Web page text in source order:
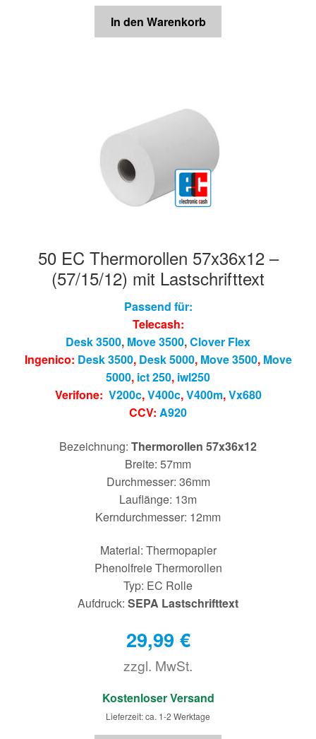
In den Warenkorb
50 EC Thermorollen 57x36x12 –
(57/15/12) mit Lastschrifttext
Passend für:
Telecash:
Desk 3500, Move 3500,Clover Flex
Ingenico: Desk 3500, Desk 5000, Move 3500, Move
5000, ict 250, iwl250
Verifone: V200c,V400c,V400m,Vx680
CCV: A920
Bezeichnung: Thermorollen 57x36x12
Breite: 57mm
Durchmesser: 36mm
Lauflänge: 13m
Kerndurchmesser: 12mm
Material: Thermopapier
Phenolfreie Thermorollen
Typ: EC Rolle
Aufdruck: SEPA Lastschrifttext
29,99 €
zzgl. MwSt.
€
Kostenloser Versand
Lieferzeit: ca. 1-2 Werktage